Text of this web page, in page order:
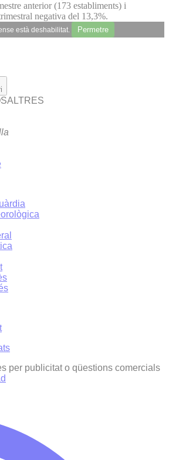
anterior (173 establiments) i
negativa del 13,3%.
està deshabilitat. Permetre
per publicitat o qüestions comercials